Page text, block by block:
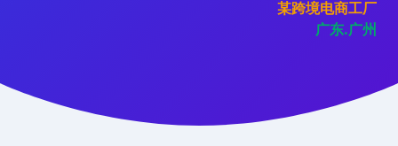
某跨境电商工厂
广东.广州